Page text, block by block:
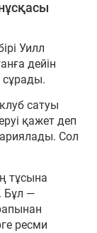
Уилл
дейін
сұрады.
сатуы
қажет деп
Сол
тұсына
Бұл —
ресми